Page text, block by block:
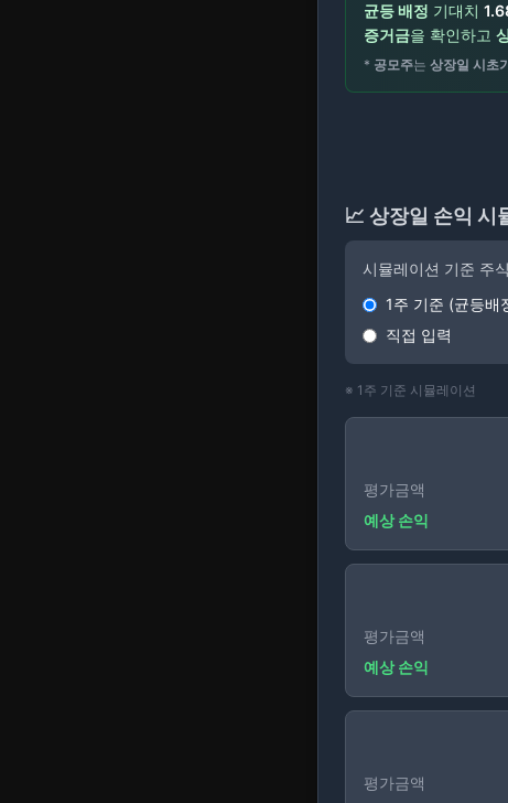
균등 배정 기대치
증거금을 확인하고
* 공모주는 상장일 시초
📈 상장일 손익 시
시뮬레이션 기준 주
1주 기준 (균등배
직접 입력
※ 1 주 기준 시뮬레이션
평가금액
예상 손익
평가금액
예상 손익
평가금액